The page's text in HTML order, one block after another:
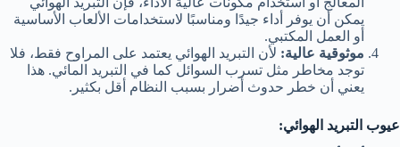
يمكن أن يوفر أداء جيدًا ومناسبًا لاستخدامات الألعاب الأساسية
أو العمل المكتبي.
موثوقية عالية: لأن التبريد الهوائي يعتمد على المراوح فقط، فلا
توجد مخاطر مثل تسرب السوائل كما في التبريد المائي. هذا
يعني أن خطر حدوث أضرار بسبب النظام أقل بكثير.
عيوب التبريد الهوائي: